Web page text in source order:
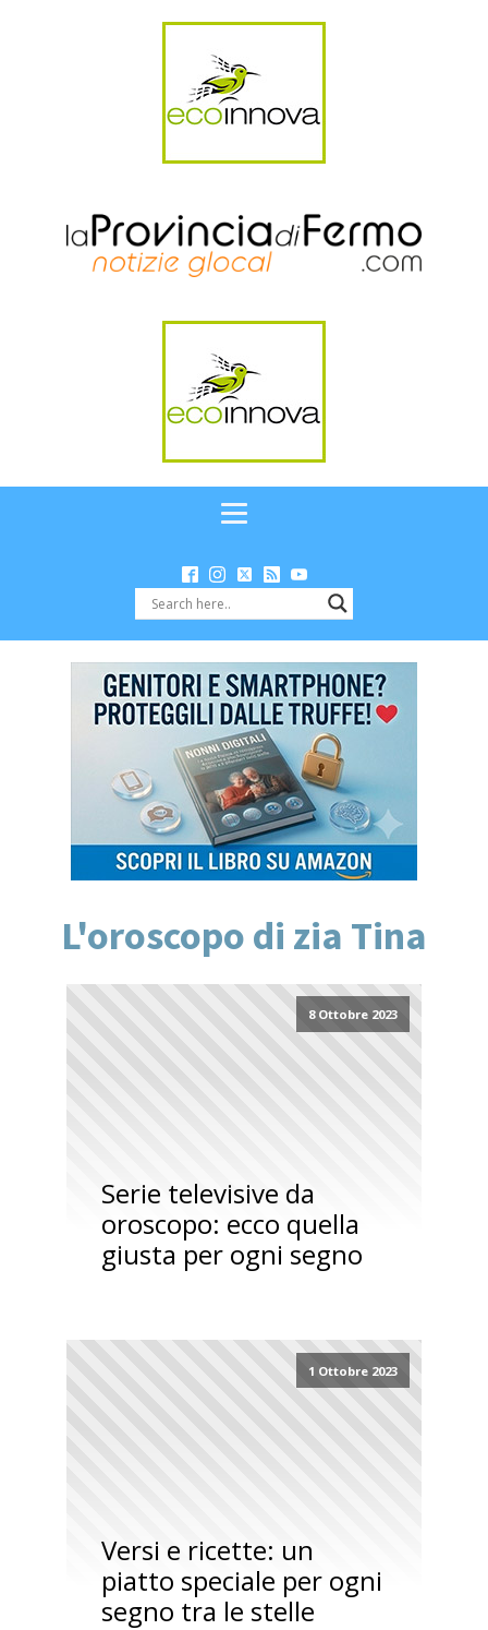
L'oroscopo di zia Tina
8 Ottobre 2023
Serie televisive da
oroscopo: ecco quella
giusta per ogni segno
1 Ottobre 2023
Versi e ricette: un
piatto speciale per ogni
segno tra le stelle